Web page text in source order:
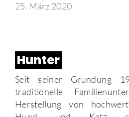
25. März 2020
Hunter
Seit seiner Gründung
traditionelle
Herstellung von